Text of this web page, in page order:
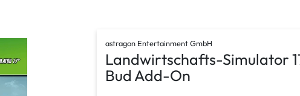
astragon Entertainment GmbH
Landwirtschafts-Simulator
Bud Add-On